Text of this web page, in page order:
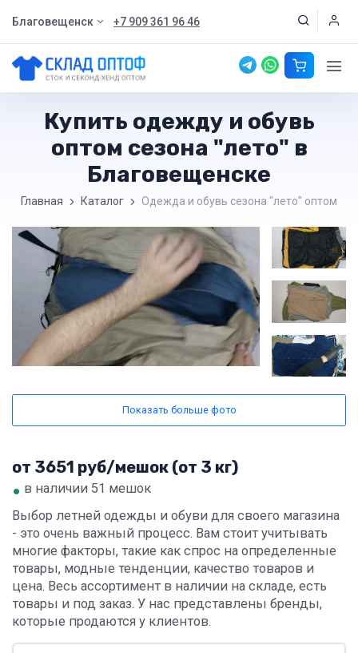
Благовещенск +7 909 361 96 46
Купить одежду и обувь
оптом сезона "лето" в
Благовещенске
Главная Каталог Одежда и обувь сезона "лето" оптом
Показать больше фото
от 3651 руб/мешок (от 3 кг)
• в наличии 51 мешок
Выбор летней одежды и обуви для своего магазина
- это очень важный процесс. Вам стоит учитывать
многие факторы, такие как спрос на определенные
товары, модные тенденции, качество товаров и
цена. Весь ассортимент в наличии на складе, есть
товары и под заказ. У нас представлены бренды,
которые продаются у клиентов.